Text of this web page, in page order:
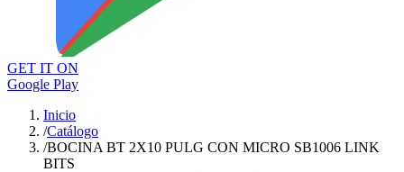
GET IT ON
Google Play
Inicio
/Catálogo
/BOCINA BT 2X10 PULG CON MICRO SB1006 LINK
BITS